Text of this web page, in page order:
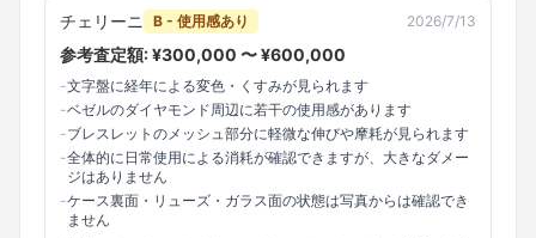
チェリーニ B - 使用感あり 2026/7/13
参考査定額: ¥300,000 〜 ¥600,000
-文字盤に経年による変色・くすみが見られます
-ベゼルのダイヤモンド周辺に若干の使用感があります
-ブレスレットのメッシュ部分に軽微な伸びや摩耗が見られます
-全体的に日常使用による消耗が確認できますが、大きなダメー
ジはありません
-ケース裏面・リューズ・ガラス面の状態は写真からは確認でき
ません